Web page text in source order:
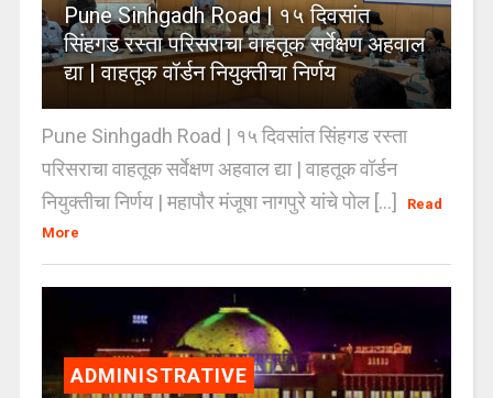
Pune Sinhgadh Road | १५ दिवसांत
सिंहगड रस्ता परिसराचा वाहतूक सर्वेक्षण अहवाल
द्या | वाहतूक वॉर्डन नियुक्तीचा निर्णय
Pune Sinhgadh Road | १५ दिवसांत सिंहगड रस्ता
परिसराचा वाहतूक सर्वेक्षण अहवाल द्या | वाहतूक वॉर्डन
नियुक्तीचा निर्णय | महापौर मंजूषा नागपुरे यांचे पोल [...]
Read
More
ADMINISTRATIVE